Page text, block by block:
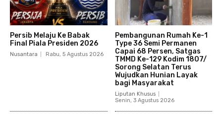
Persib Melaju Ke Babak
Final Piala Presiden 2026
Nusantara Rabu, 5 Agustus 2026
Pembangunan Rumah Ke-1
Type 36 Semi Permanen
Capai 68 Persen, Satgas
TMMD Ke-129 Kodim 1807/
Sorong Selatan Terus
Wujudkan Hunian Layak
bagi Masyarakat
Liputan Khusus
Senin, 3 Agustus 2026